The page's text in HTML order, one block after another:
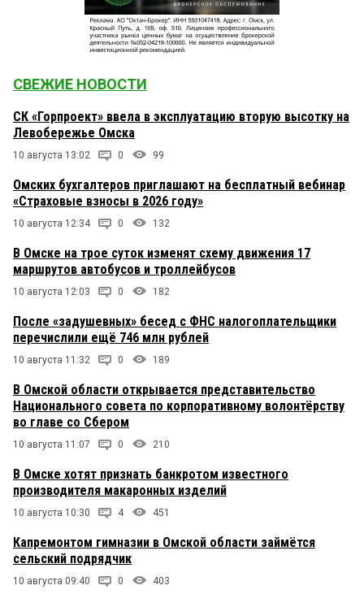
СВЕЖИЕ НОВОСТИ
СК «Горпроект» ввела в эксплуатацию вторую высотку на
Левобережье Омска
10 августа 13:02 0 99
Омских бухгалтеров приглашают на бесплатный вебинар
«Страховые взносы в 2026 году»
10 августа 12:34 0 132
В Омске на трое суток изменят схему движения 17
маршрутов автобусов и троллейбусов
10 августа 12:03 0 182
После «задушевных» бесед с ФНС налогоплательщики
перечислили ещё 746 млн рублей
10 августа 11:32 0 189
В Омской области открывается представительство
Национального совета по корпоративному волонтёрству
во главе со Сбером
10 августа 11:07 0 210
В Омске хотят признать банкротом известного
производителя макаронных изделий
10 августа 10:30 4 451
Капремонтом гимназии в Омской области займётся
сельский подрядчик
10 августа 09:40 0 403